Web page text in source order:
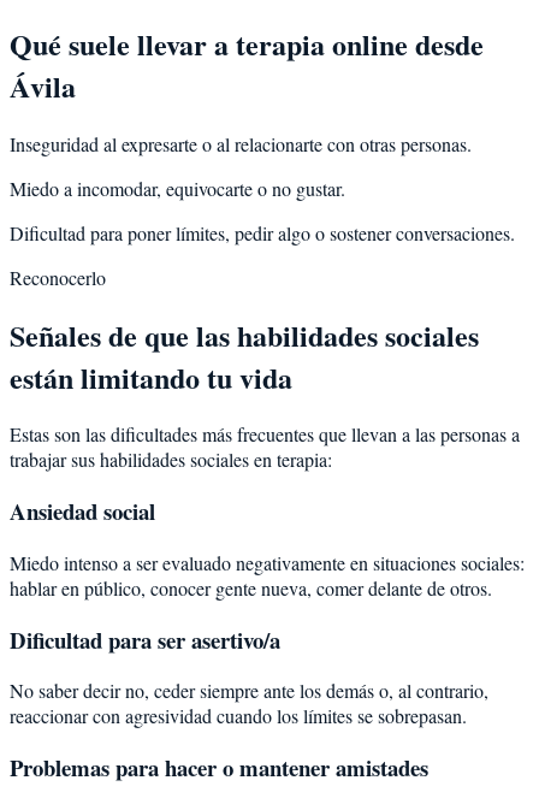
Qué suele llevar a terapia online desde
Ávila
Inseguridad al expresarte o al relacionarte con otras personas.
Miedo a incomodar, equivocarte o no gustar.
Dificultad para poner límites, pedir algo o sostener conversaciones.
Reconocerlo
Señales de que las habilidades sociales
están limitando tu vida
Estas son las dificultades más frecuentes que llevan a las personas a
trabajar sus habilidades sociales en terapia:
Ansiedad social
Miedo intenso a ser evaluado negativamente en situaciones sociales:
hablar en público, conocer gente nueva, comer delante de otros.
Dificultad para ser asertivo/a
No saber decir no, ceder siempre ante los demás o, al contrario,
reaccionar con agresividad cuando los límites se sobrepasan.
Problemas para hacer o mantener amistades